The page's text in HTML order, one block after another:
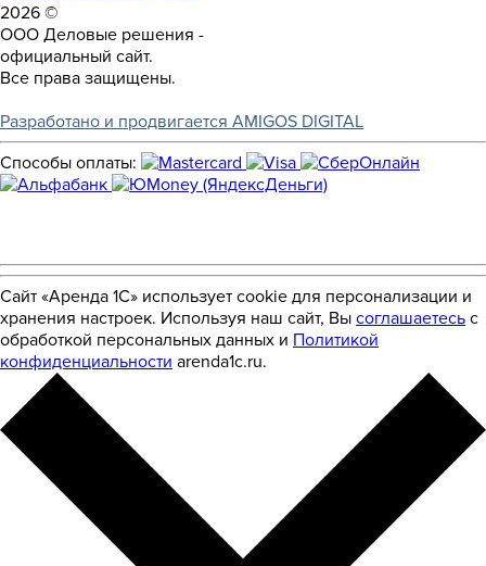
2026 ©
ООО Деловые решения -
официальный сайт.
Все права защищены.
Разработано и продвигается AMIGOS DIGITAL
Способы оплаты:
Сайт «Аренда 1С» использует cookie для персонализации и
хранения настроек. Используя наш сайт, Вы соглашаетесь с
обработкой персональных данных и Политикой
конфиденциальности arenda1c.ru.